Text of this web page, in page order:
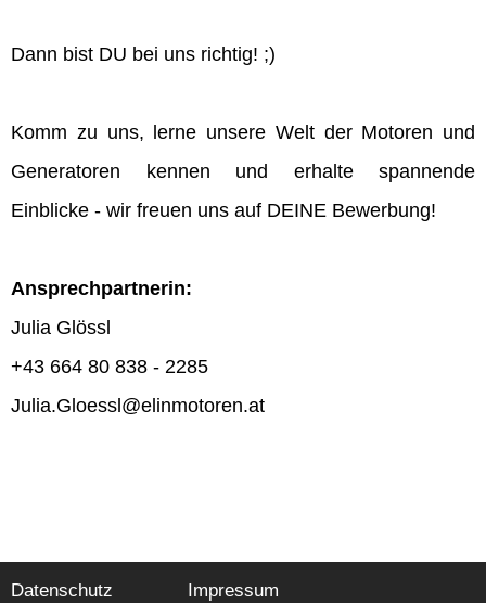
Dann bist DU bei uns richtig! ;)
Komm zu uns, lerne unsere Welt der Motoren und
Generatoren kennen und erhalte spannende
Einblicke - wir freuen uns auf DEINE Bewerbung!
Ansprechpartnerin:
Julia Glössl
+43 664 80 838 - 2285
Julia.Gloessl@elinmotoren.at
Datenschutz
Impressum